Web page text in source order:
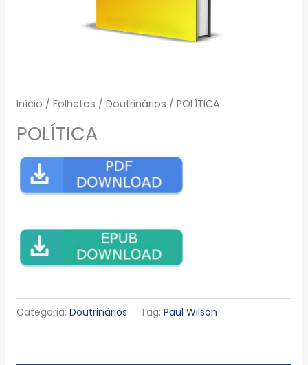
Início / Folhetos / Doutrinários / POLÍTICA
POLÍTICA
Categoria: Doutrinários Tag: Paul Wilson